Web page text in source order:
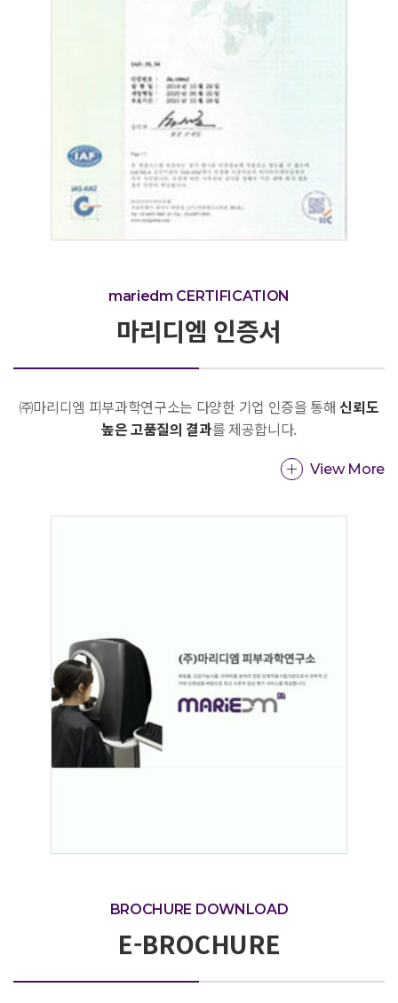
mariedm CERTIFICATION
마리디엠 인증서
㈜마리디엠 피부과학연구소는 다양한 기업 인증을 통해신뢰도
높은 고품질의 결과를 제공합니다.
View More
BROCHURE DOWNLOAD
E-BROCHURE